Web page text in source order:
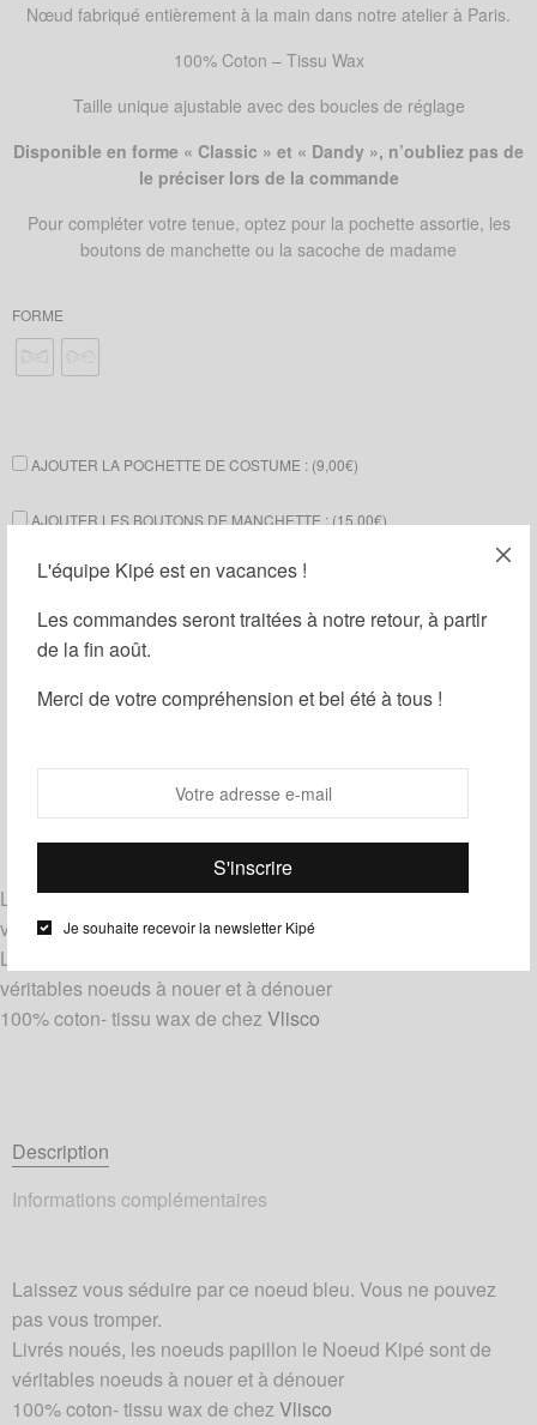
L'équipe Kipé est en vacances !
Les commandes seront traitées à notre retour, à partir
de la fin août.
Merci de votre compréhension et bel été à tous !
Je souhaite recevoir la newsletter Kipé
Nœud fabriqué entièrement à la main dans notre atelier à Paris.
100% Coton – Tissu Wax
Taille unique ajustable avec des boucles de réglage
Disponible en forme « Classic » et « Dandy », n’oubliez pas de
le préciser lors de la commande
Pour compléter votre tenue, optez pour la pochette assortie, les
boutons de manchette ou la sacoche de madame
FORME
AJOUTER LA POCHETTE DE COSTUME : (9,00€)
AJOUTER LES BOUTONS DE MANCHETTE : (15,00€)
AJOUTER UNE BOÎTE CADEAU : (1,00€)
Ajouter au panier
Partager
Noir
Laissez vous séduire par ce noeud bleu. Vous ne pouvez pas
vous tromper.
Livrés noués, les noeuds papillon le Noeud Kipé sont de
véritables noeuds à nouer et à dénouer
100% coton- tissu wax de chezVlisco
Description
Informations complémentaires
Laissez vous séduire par ce noeud bleu. Vous ne pouvez
pas vous tromper.
Livrés noués, les noeuds papillon le Noeud Kipé sont de
véritables noeuds à nouer et à dénouer
100% coton- tissu wax de chezVlisco